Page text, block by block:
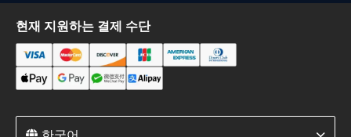
현재 지원하는 결제 수단